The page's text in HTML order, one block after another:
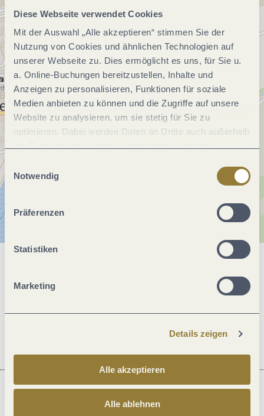
Diese Webseite verwendet Cookies
Mit der Auswahl „Alle akzeptieren“ stimmen Sie der
Nutzung von Cookies und ähnlichen Technologien auf
unserer Webseite zu. Dies ermöglicht es uns, für Sie u.
a. Online-Buchungen bereitzustellen, Inhalte und
Anzeigen zu personalisieren, Funktionen für soziale
Medien anbieten zu können und die Zugriffe auf unsere
Website zu analysieren, um sie stetig für Sie zu
optimieren. Dabei werden Daten an Dritte auch außerhalb
jederzeit widerrufen werden. Mit der Auswahl "Alle
ablehnen" kann es zu Beeinträchtigungen in der Nutzung
Einwilligungsauswahl
Notwendig
Präferenzen
Statistiken
Marketing
Details zeigen
Alle akzeptieren
Alle ablehnen
Öffnungszeiten
Was möchtest du als nächstes tun?